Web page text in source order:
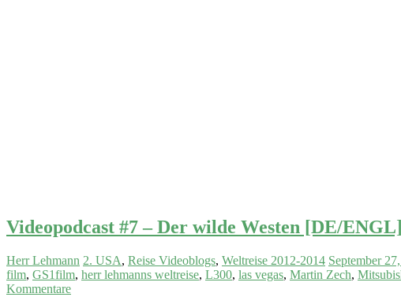
Videopodcast #7 – Der wilde Westen [DE/ENGL]
Herr Lehmann 2. USA, Reise Videoblogs, Weltreise 2012-2014 September
film, GS1film, herr lehmanns weltreise, L300, las vegas, Martin Zech,
Kommentare